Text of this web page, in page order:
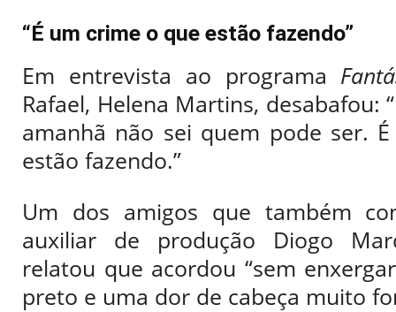
“É um crime o que estão fazendo”
Em entrevista ao programa
Rafael, Helena Martins, desabafou:
amanhã não sei quem pode ser.
estão fazendo.”
Um dos amigos que também
auxiliar de produção Diogo
relatou que acordou “sem
preto e uma dor de cabeça muito